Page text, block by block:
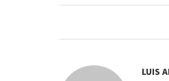
LUIS